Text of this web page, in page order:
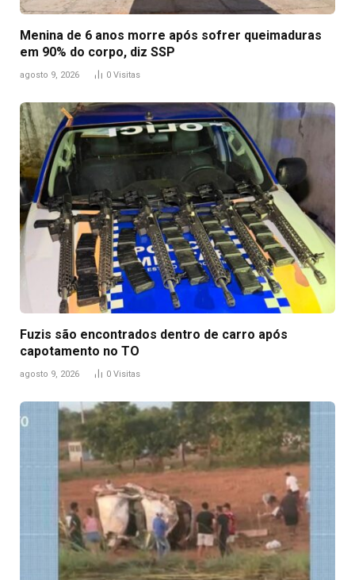
Menina de 6 anos morre após sofrer queimaduras
em 90% do corpo, diz SSP
agosto 9, 2026 0 Visitas
Fuzis são encontrados dentro de carro após
capotamento no TO
agosto 9, 2026 0 Visitas